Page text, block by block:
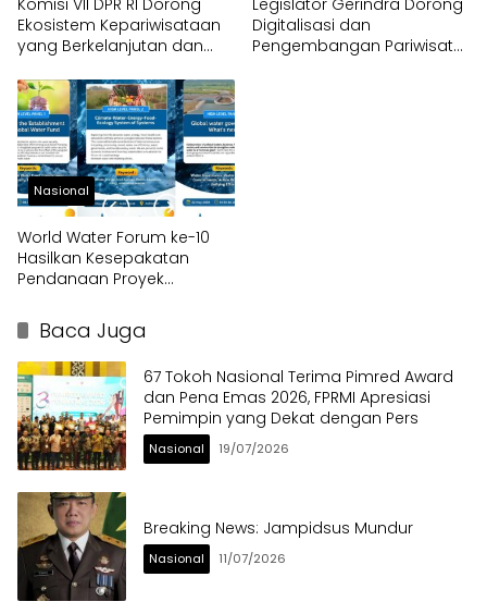
Komisi VII DPR RI Dorong
Ekosistem Kepariwisataan
yang Berkelanjutan dan
Promosi Mandiri
Legislator Gerindra Dorong
Digitalisasi dan
Pengembangan Pariwisata
Nasional
World Water Forum ke-10
Hasilkan Kesepakatan
Pendanaan Proyek
BantenBaca Juga
67 Tokoh Nasional Terima Pimred Award
dan Pena Emas 2026, FPRMI Apresiasi
Pemimpin yang Dekat dengan Pers
Nasional 19/07/2026
Breaking News: Jampidsus Mundur
Nasional 11/07/2026